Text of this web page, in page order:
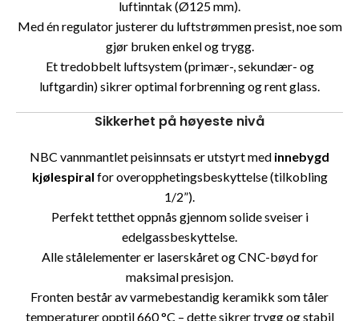
luftinntak (Ø125 mm).
Med én regulator justerer du luftstrømmen presist, noe som
gjør bruken enkel og trygg.
Et tredobbelt luftsystem (primær-, sekundær- og
luftgardin) sikrer optimal forbrenning og rent glass.
Sikkerhet på høyeste nivå
NBC vannmantlet peisinnsats er utstyrt med innebygd
kjølespiral for overopphetingsbeskyttelse (tilkobling
1/2”).
Perfekt tetthet oppnås gjennom solide sveiser i
edelgassbeskyttelse.
Alle stålelementer er laserskåret og CNC-bøyd for
maksimal presisjon.
Fronten består av varmebestandig keramikk som tåler
temperaturer opptil 660 °C – dette sikrer trygg og stabil